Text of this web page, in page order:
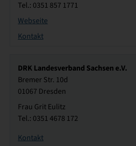
Tel.: 0351 857 1771
Webseite
Kontakt
DRK Landesverband Sachsen e.V.
Bremer Str. 10d
01067 Dresden
Frau Grit Eulitz
Tel.: 0351 4678 172
Kontakt